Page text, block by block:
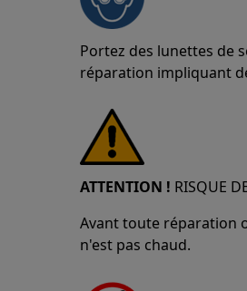
Portez des lunettes de
réparation impliquant
ATTENTION ! RISQUE
Avant toute réparation
n'est pas chaud.